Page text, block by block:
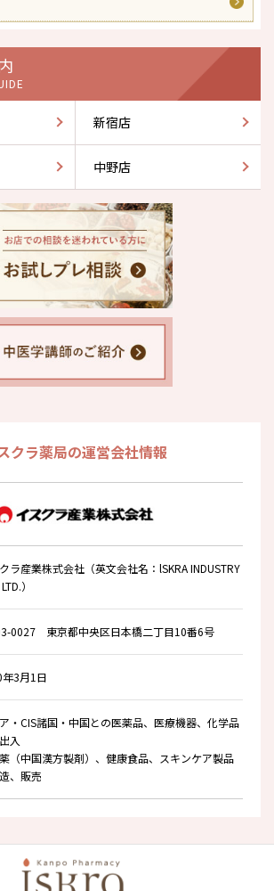
新宿店
中野店
クラ薬局の運営会社情報
ラ産業株式会社（英文会社名：lSKRA INDUSTRY
）
0027 東京都中央区日本橋二丁目10番6号
3月1日
・CIS諸国・中国との医薬品、医療機器、化学品
入
（中国漢方製剤）、健康食品、スキンケア製品
、販売